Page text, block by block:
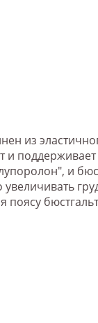
из
поддерживает
и
увеличивать
поясу